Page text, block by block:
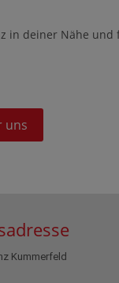
in deiner Nähe
uns
Kummerfeld